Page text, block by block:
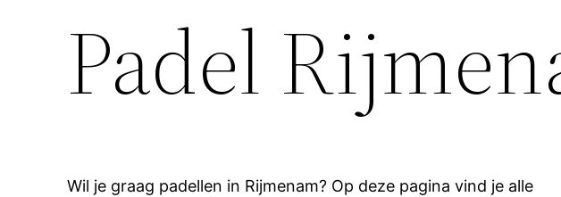
Padel
Wil je graag padellen in Rijmenam? Op deze pagina vind je alle